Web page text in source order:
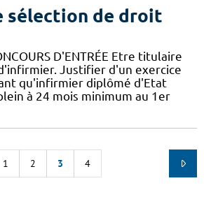
sélection de droit
D'ENTRÉE Etre titulaire
Justifier d'un exercice
qu'infirmier diplômé d'Etat
à 24 mois minimum au 1er
1 2 3 4